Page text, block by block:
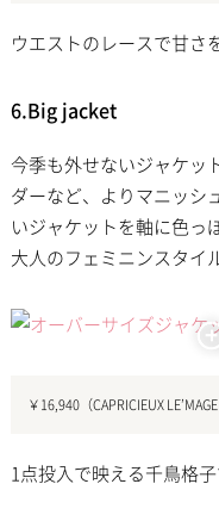
ウエストのレースで甘さ
6.Big jacket
今季も外せないジャケッ
ダーなど、よりマニッシ
いジャケットを軸に色っ
大人のフェミニンスタイ
￥16,940（CAPRICIEUX
1点投入で映える千鳥格